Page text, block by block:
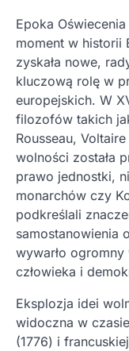
Epoka
moment w historii
zyskała nowe,
kluczową rolę w
europejskich. W
filozofów takich
Rousseau,
wolności została
prawo jednostki,
monarchów czy
podkreślali
samostanowienia
wywarło
człowieka i
Eksplozja idei
widoczna w
(1776) i